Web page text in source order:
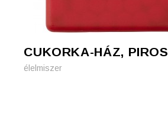
CUKORKA-HÁZ, PIROS
élelmiszer